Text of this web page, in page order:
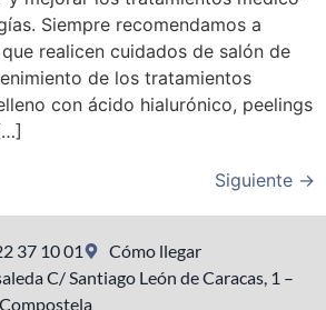
Siempre recomendamos a
realicen cuidados de salón de
de los tratamientos
con ácido hialurónico, peelings
Siguiente →
37 10 01
Cómo llegar
C/ Santiago León de Caracas, 1 –